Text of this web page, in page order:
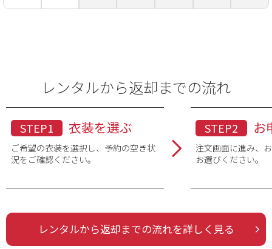
レンタルから返却までの流れ
STEP1 衣装を選ぶ
ご希望の衣装を選択し、予約の空き状
況をご確認ください。
STEP2 お
注文画面に進み、
お選びください。
レンタルから返却までの流れを詳しく見る